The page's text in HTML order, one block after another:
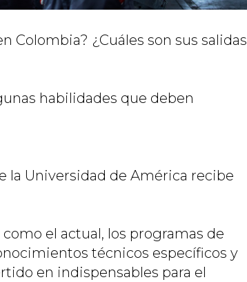
Colombia? ¿Cuáles son sus salidas
habilidades que deben
la Universidad de América recibe
el actual, los programas de
técnicos específicos y
en indispensables para el